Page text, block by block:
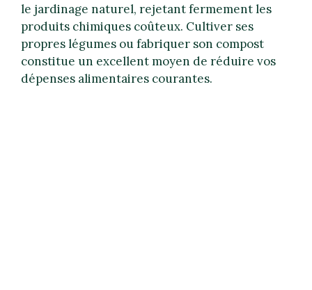
le jardinage naturel, rejetant fermement les
produits chimiques coûteux. Cultiver ses
propres légumes ou fabriquer son compost
constitue un excellent moyen de réduire vos
dépenses alimentaires courantes.